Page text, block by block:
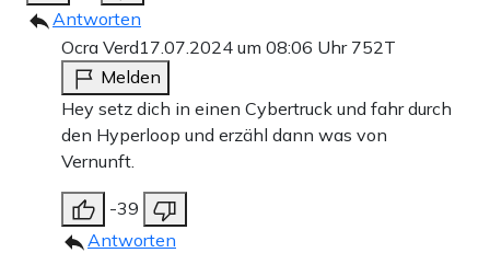
Antworten
Ocra Verd17.07.2024 um 08:06 Uhr 752T
Melden
Hey setz dich in einen Cybertruck und fahr durch
den Hyperloop und erzähl dann was von
Vernunft.
-39
Antworten